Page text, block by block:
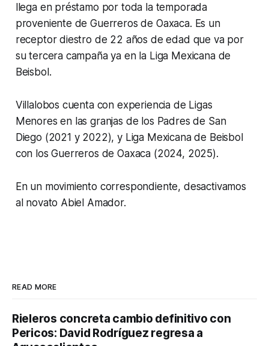
llega en préstamo por toda la temporada
proveniente de Guerreros de Oaxaca. Es un
receptor diestro de 22 años de edad que va por
su tercera campaña ya en la Liga Mexicana de
Beisbol.
Villalobos cuenta con experiencia de Ligas
Menores en las granjas de los Padres de San
Diego (2021 y 2022), y Liga Mexicana de Beisbol
con los Guerreros de Oaxaca (2024, 2025).
En un movimiento correspondiente, desactivamos
al novato Abiel Amador.
READ MORE
Rieleros concreta cambio definitivo con
Pericos: David Rodríguez regresa a